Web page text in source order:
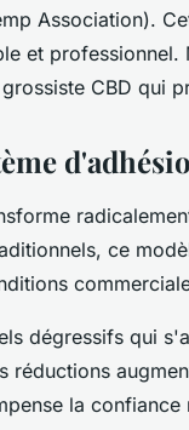
Association).
et professionnel.
CBD qui
ce
dégressifs qui
réductions
la confiance